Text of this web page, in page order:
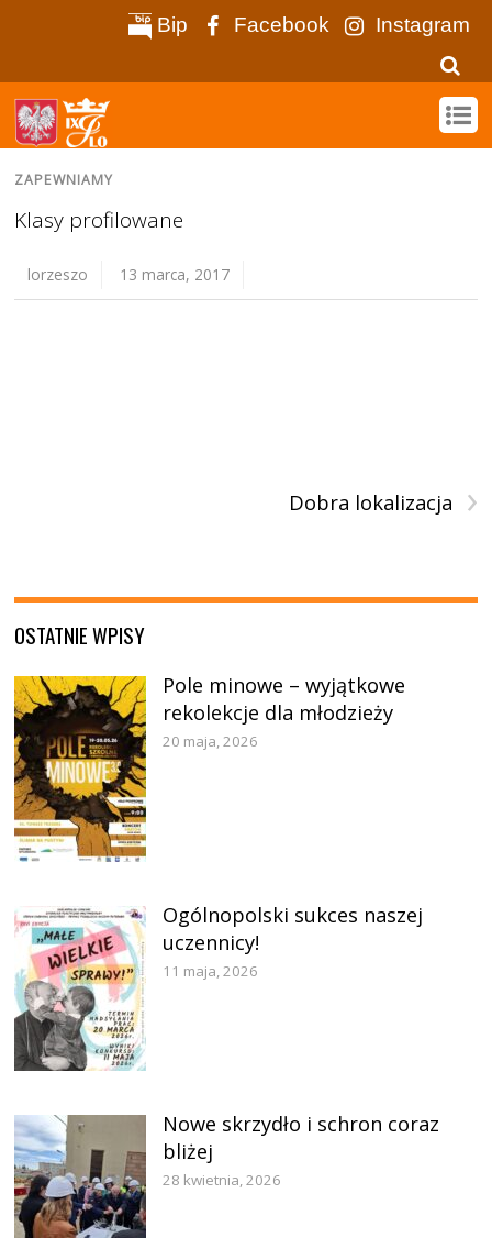
Bip Facebook Instagram
ZAPEWNIAMY
Klasy profilowane
lorzeszo 13 marca, 2017
›
Dobra lokalizacja
OSTATNIE WPISY
Pole minowe – wyjątkowe
rekolekcje dla młodzieży
20 maja, 2026
Ogólnopolski sukces naszej
uczennicy!
11 maja, 2026
Nowe skrzydło i schron coraz
bliżej
28 kwietnia, 2026